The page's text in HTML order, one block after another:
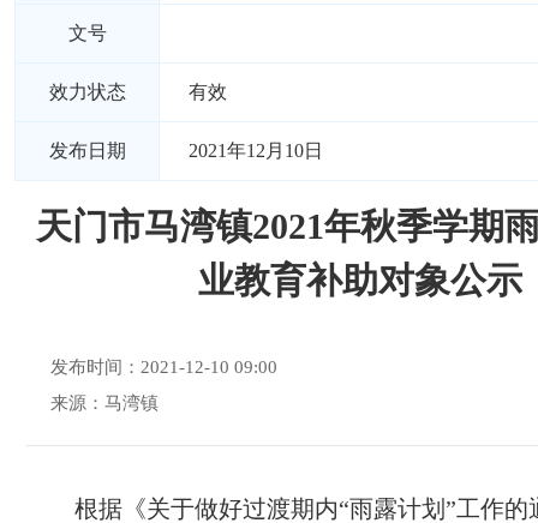
文号
效力状态 有效
发布日期 2021年12月10日
天门市马湾镇2021年秋季学期
业教育补助对象公示
发布时间：2021-12-10 09:00
来源：马湾镇
根据《关于做好过渡期内“雨露计划”工作的